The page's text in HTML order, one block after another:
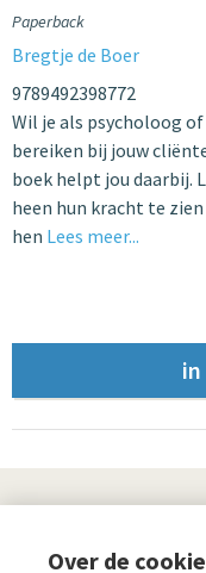
Paperback
Bregtje de Boer
9789492398772
Wil je als psycholoog
bereiken bij jouw
boek helpt jou daarbij.
heen hun kracht te
hen Lees meer...
Over de